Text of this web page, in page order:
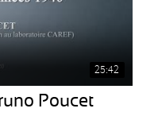
25:42
Poucet